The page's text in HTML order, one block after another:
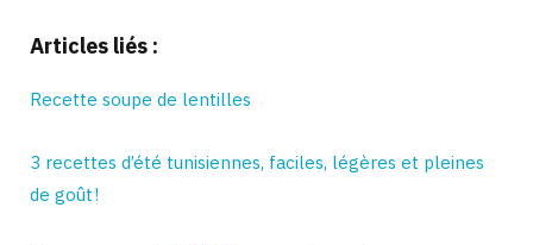
Articles liés :
Recette soupe de lentilles
3 recettes d’été tunisiennes, faciles, légères et pleines
de goût !